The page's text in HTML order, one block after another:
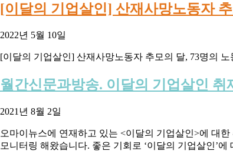
[이달의 기업살인] 산재사망노동자
2022년 5월 10일
[이달의 기업살인] 산재사망노동자 추모의 달, 73명의
월간신문과방송. 이달의 기업살인 취
2021년 8월 2일
오마이뉴스에 연재하고 있는 <이달의 기업살인>에 대
모니터링 해왔습니다. 좋은 기회로 ‘이달의 기업살인’